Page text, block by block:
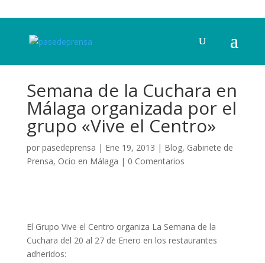
Semana de la Cuchara en
Málaga organizada por el
grupo «Vive el Centro»
por pasedeprensa | Ene 19, 2013 | Blog, Gabinete de
Prensa, Ocio en Málaga | 0 Comentarios
El Grupo Vive el Centro organiza La Semana de la
Cuchara del 20 al 27 de Enero en los restaurantes
adheridos: